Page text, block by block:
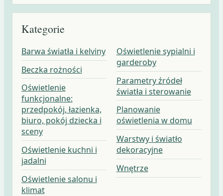
Kategorie
Barwa światła i kelviny
Beczka rożności
Oświetlenie
funkcjonalne:
przedpokój, łazienka,
biuro, pokój dziecka i
sceny
Oświetlenie kuchni i
jadalni
Oświetlenie salonu i
klimat
Oświetlenie sypialni i
garderoby
Parametry źródeł
światła i sterowanie
Planowanie
oświetlenia w domu
Warstwy i światło
dekoracyjne
Wnętrze